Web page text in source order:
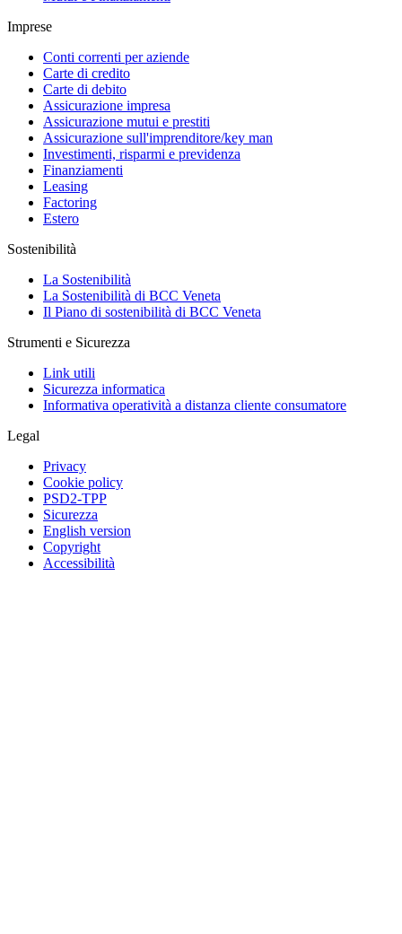
Imprese
Conti correnti per aziende
Carte di credito
Carte di debito
Assicurazione impresa
Assicurazione mutui e prestiti
Assicurazione sull'imprenditore/key man
Investimenti, risparmi e previdenza
Finanziamenti
Leasing
Factoring
Estero
Sostenibilità
La Sostenibilità
La Sostenibilità di BCC Veneta
Il Piano di sostenibilità di BCC Veneta
Strumenti e Sicurezza
Link utili
Sicurezza informatica
Informativa operatività a distanza cliente consumatore
Legal
Privacy
Cookie policy
PSD2-TPP
Sicurezza
English version
Copyright
Accessibilità